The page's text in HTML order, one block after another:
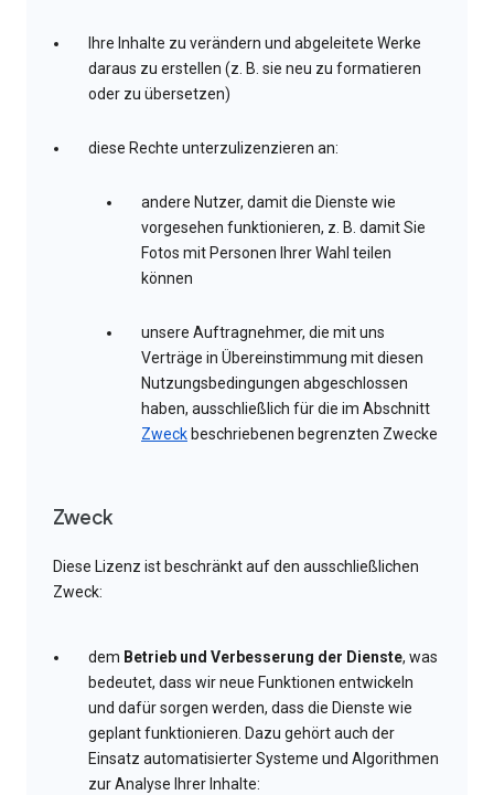
Ihre Inhalte zu verändern und abgeleitete Werke
daraus zu erstellen (z. B. sie neu zu formatieren
oder zu übersetzen)
diese Rechte unterzulizenzieren an:
andere Nutzer, damit die Dienste wie
vorgesehen funktionieren, z. B. damit Sie
Fotos mit Personen Ihrer Wahl teilen
können
unsere Auftragnehmer, die mit uns
Verträge in Übereinstimmung mit diesen
Nutzungsbedingungen abgeschlossen
haben, ausschließlich für die im Abschnitt
Zweck beschriebenen begrenzten Zwecke
Zweck
Diese Lizenz ist beschränkt auf den ausschließlichen
Zweck:
dem Betrieb und Verbesserung der Dienste, was
bedeutet, dass wir neue Funktionen entwickeln
und dafür sorgen werden, dass die Dienste wie
geplant funktionieren. Dazu gehört auch der
Einsatz automatisierter Systeme und Algorithmen
zur Analyse Ihrer Inhalte: